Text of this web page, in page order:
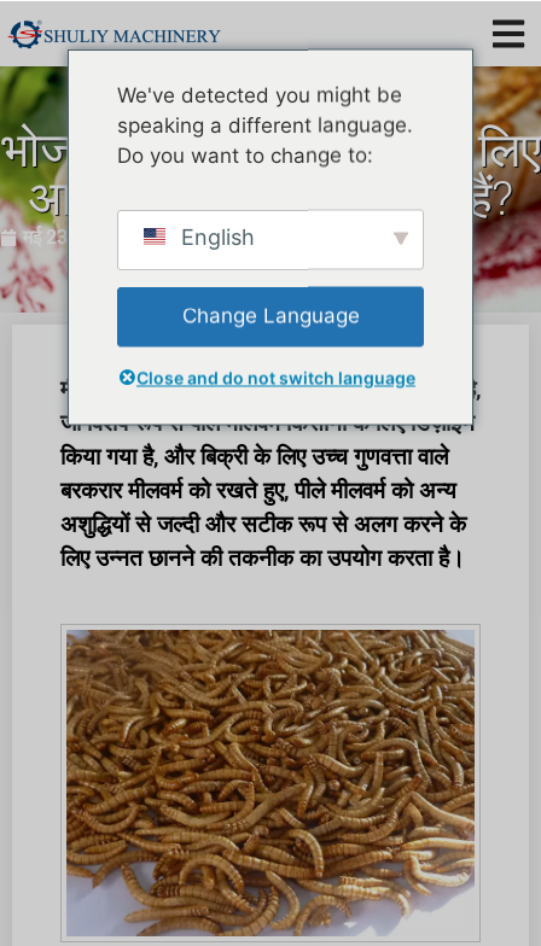
भोजन के कीड़ों को छानने के लिए
आप किसका उपयोग करते हैं?
मई 23, 2024
मीलवर्म को छानने का उपकरण शुली मीलवर्म सेपरेटर है,
जो विशेष रूप से पीले मीलवर्म किसानों के लिए डिज़ाइन
किया गया है, और बिक्री के लिए उच्च गुणवत्ता वाले
बरकरार मीलवर्म को रखते हुए, पीले मीलवर्म को अन्य
अशुद्धियों से जल्दी और सटीक रूप से अलग करने के
लिए उन्नत छानने की तकनीक का उपयोग करता है।
We've detected you might be
speaking a different language.
Do you want to change to:
English
Change Language
Close and do not switch language